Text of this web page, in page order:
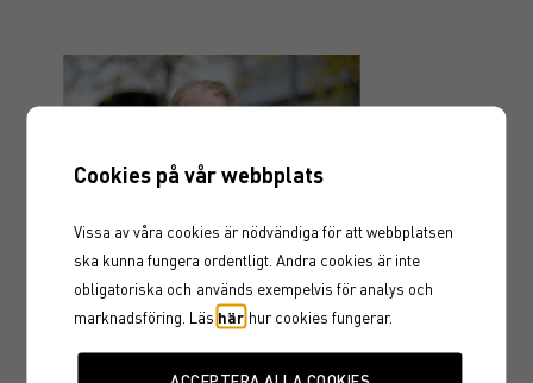
Cookies på vår webbplats
Vissa av våra cookies är nödvändiga för att webbplatsen
ska kunna fungera ordentligt. Andra cookies är inte
obligatoriska och används exempelvis för analys och
marknadsföring. Läs här hur cookies fungerar.